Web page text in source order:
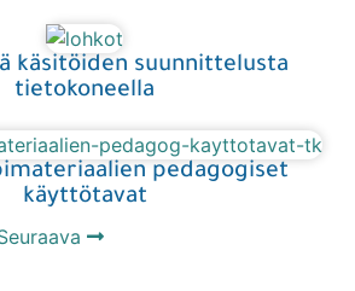
käsitöiden suunnittelusta
tietokoneella
pedagogiset
käyttötavat